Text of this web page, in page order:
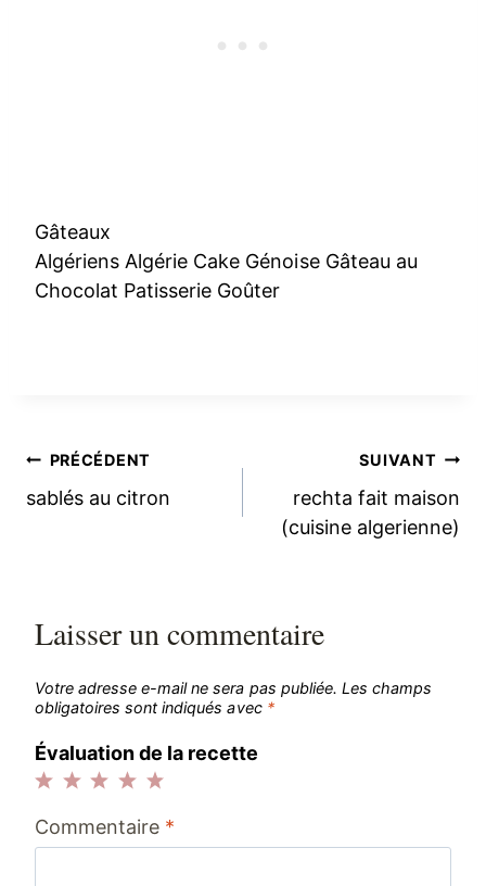
Gâteaux
Algériens Algérie Cake Génoise Gâteau au
Chocolat Patisserie Goûter
Navigation
de
PRÉCÉDENT
sablés au citron
SUIVANT
rechta fait maison
(cuisine algerienne)
Laisser un commentaire
Votre adresse e-mail ne sera pas publiée. Les champs
obligatoires sont indiqués avec *
Évaluation de la recette
étoiles
étoiles
étoiles
étoiles
étoile
Commentaire *